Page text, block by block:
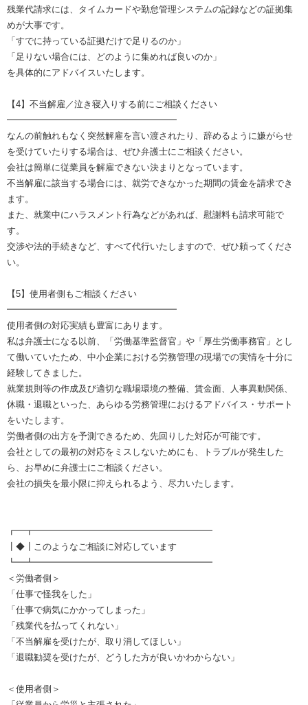
残業代請求には、タイムカードや勤怠管理システムの記録などの証拠集
めが大事です。
「すでに持っている証拠だけで足りるのか」
「足りない場合には、どのように集めれば良いのか」
を具体的にアドバイスいたします。
【4】不当解雇／泣き寝入りする前にご相談ください
━━━━━━━━━━━━━━━━━━━
なんの前触れもなく突然解雇を言い渡されたり、辞めるように嫌がらせ
を受けていたりする場合は、ぜひ弁護士にご相談ください。
会社は簡単に従業員を解雇できない決まりとなっています。
不当解雇に該当する場合には、就労できなかった期間の賃金を請求でき
ます。
また、就業中にハラスメント行為などがあれば、慰謝料も請求可能で
す。
交渉や法的手続きなど、すべて代行いたしますので、ぜひ頼ってくださ
い。
【5】使用者側もご相談ください
━━━━━━━━━━━━━━━━━━━
使用者側の対応実績も豊富にあります。
私は弁護士になる以前、「労働基準監督官」や「厚生労働事務官」とし
て働いていたため、中小企業における労務管理の現場での実情を十分に
経験してきました。
就業規則等の作成及び適切な職場環境の整備、賃金面、人事異動関係、
休職・退職といった、あらゆる労務管理におけるアドバイス・サポート
をいたします。
労働者側の出方を予測できるため、先回りした対応が可能です。
会社としての最初の対応をミスしないためにも、トラブルが発生した
ら、お早めに弁護士にご相談ください。
会社の損失を最小限に抑えられるよう、尽力いたします。
┏━┳━━━━━━━━━━━━━━━━━━━━
┃◆┃このようなご相談に対応しています
┗━┻━━━━━━━━━━━━━━━━━━━━
＜労働者側＞
「仕事で怪我をした」
「仕事で病気にかかってしまった」
「残業代を払ってくれない」
「不当解雇を受けたが、取り消してほしい」
「退職勧奨を受けたが、どうした方が良いかわからない」
＜使用者側＞